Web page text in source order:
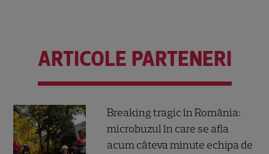
ARTICOLE PARTENERI
Breaking tragic în România:
microbuzul în care se afla
acum câteva minute echipa de